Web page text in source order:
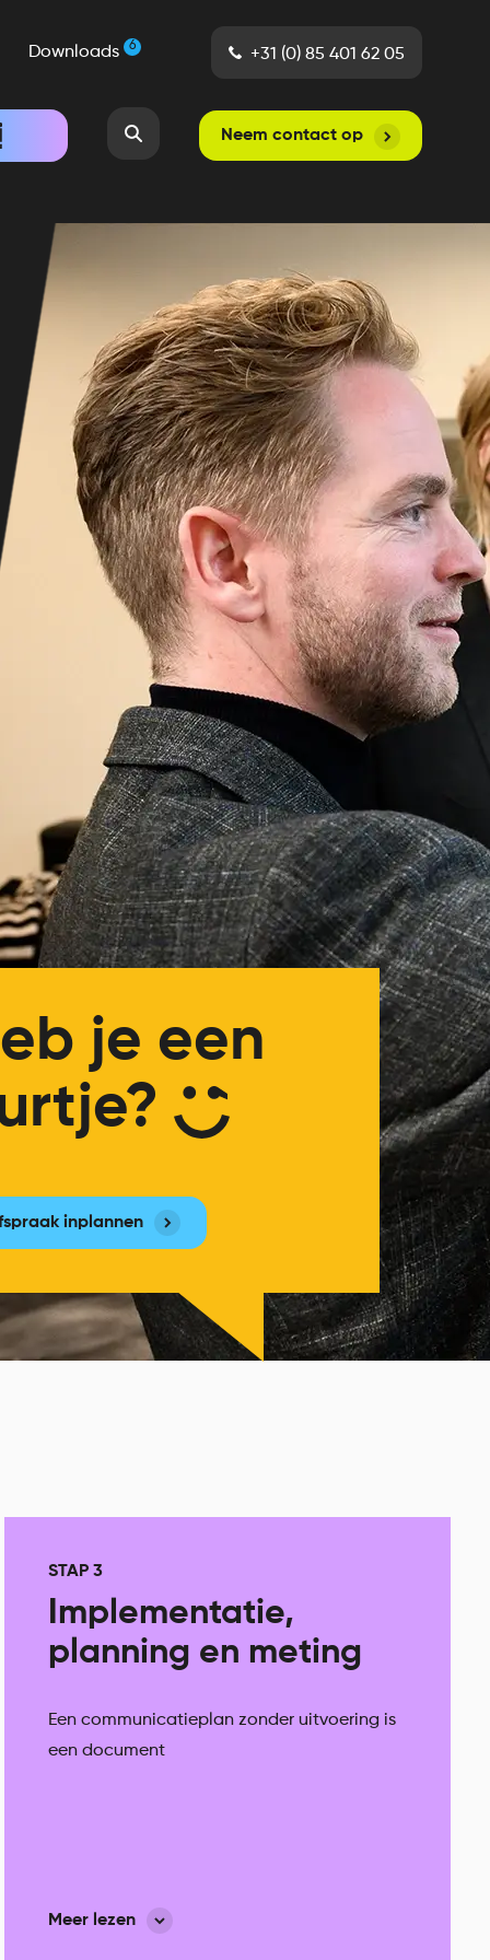
Downloads 6 +31 (0) 85 401 62 05
Neem contact op
je een
inplannen
STAP 3
Implementatie,
planning en meting
Een communicatieplan zonder uitvoering is
een document
Meer lezen